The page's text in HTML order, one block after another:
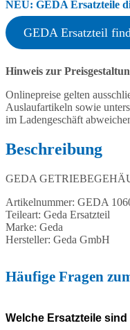
NEU: GEDA Ersatzteile
GEDA Ersatzteil
Hinweis zur
Onlinepreise gelten
Auslaufartikeln sowie
im Ladengeschäft
Beschreibung
GEDA
Artikelnummer: GEDA
Teileart: Geda Ersatzteil
Marke: Geda
Hersteller: Geda GmbH
Häufige Fragen
Welche Ersatzteile sind